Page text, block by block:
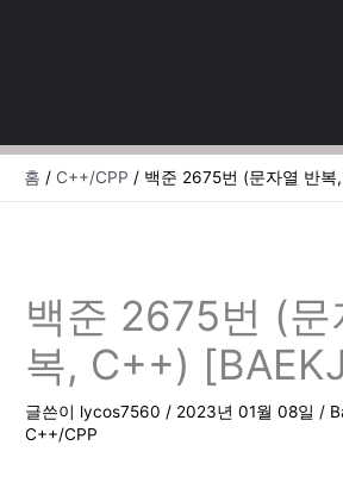
너
홈 C++/CPP 백준 2675번 (문자열 반복
백준 2675번 (문
복, C++)
글쓴이 lycos7560/ 2023년 01월 08일/
C++/CPP